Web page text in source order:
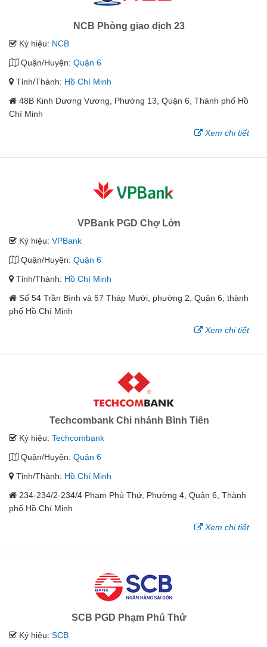
NCB Phòng giao dịch 23
Ký hiệu: NCB
Quận/Huyện: Quận 6
Tỉnh/Thành: Hồ Chí Minh
48B Kinh Dương Vương, Phường 13, Quận 6, Thành phố Hồ
Chí Minh
Xem chi tiết
VPBank PGD Chợ Lớn
Ký hiệu: VPBank
Quận/Huyện: Quận 6
Tỉnh/Thành: Hồ Chí Minh
Số 54 Trần Bình và 57 Tháp Mười, phường 2, Quận 6, thành
phố Hồ Chí Minh
Xem chi tiết
Techcombank Chi nhánh Bình Tiên
Ký hiệu: Techcombank
Quận/Huyện: Quận 6
Tỉnh/Thành: Hồ Chí Minh
234-234/2-234/4 Phạm Phú Thứ, Phường 4, Quận 6, Thành
phố Hồ Chí Minh
Xem chi tiết
SCB PGD Phạm Phú Thứ
Ký hiệu: SCB